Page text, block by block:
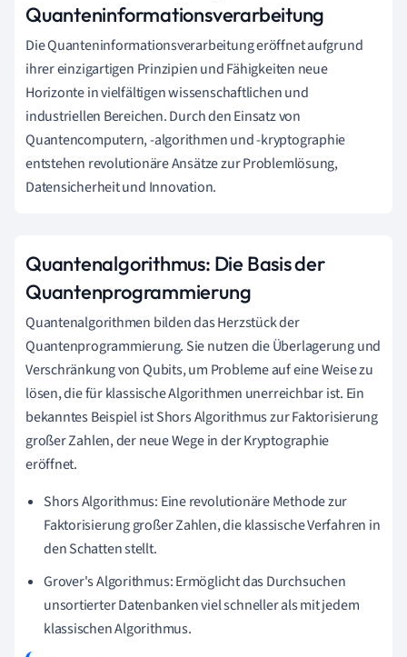
Quanteninformationsverarbeitung
Die Quanteninformationsverarbeitung eröffnet aufgrund
ihrer einzigartigen Prinzipien und Fähigkeiten neue
Horizonte in vielfältigen wissenschaftlichen und
industriellen Bereichen. Durch den Einsatz von
Quantencomputern, -algorithmen und -kryptographie
entstehen revolutionäre Ansätze zur Problemlösung,
Datensicherheit und Innovation.
Quantenalgorithmus: Die Basis der
Quantenprogrammierung
Quantenalgorithmen bilden das Herzstück der
Quantenprogrammierung. Sie nutzen die Überlagerung und
Verschränkung von Qubits, um Probleme auf eine Weise zu
lösen, die für klassische Algorithmen unerreichbar ist. Ein
bekanntes Beispiel ist Shors Algorithmus zur Faktorisierung
großer Zahlen, der neue Wege in der Kryptographie
eröffnet.
Shors Algorithmus: Eine revolutionäre Methode zur
Faktorisierung großer Zahlen, die klassische Verfahren in
den Schatten stellt.
Grover's Algorithmus: Ermöglicht das Durchsuchen
unsortierter Datenbanken viel schneller als mit jedem
klassischen Algorithmus.